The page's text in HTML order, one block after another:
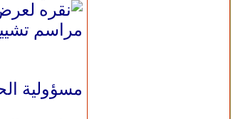
مراسم
مسؤولية